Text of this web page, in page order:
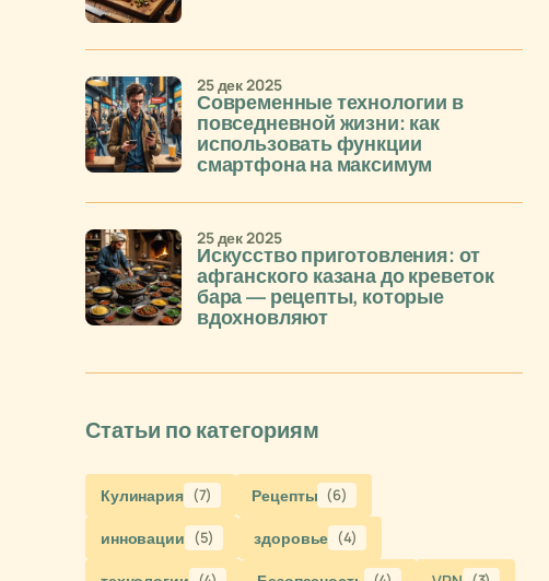
Современные технологии в
повседневной жизни: как
использовать функции
смартфона на максимум
25 дек 2025
Искусство приготовления: от
афганского казана до креветок
бара — рецепты, которые
вдохновляют
25 дек 2025
Статьи по категориям
Кулинария (7) Рецепты (6)
инновации (5) здоровье (4)